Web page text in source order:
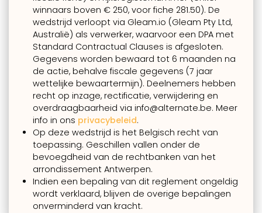
winnaars boven € 250, voor fiche 281.50). De
wedstrijd verloopt via Gleam.io (Gleam Pty Ltd,
Australië) als verwerker, waarvoor een DPA met
Standard Contractual Clauses is afgesloten.
Gegevens worden bewaard tot 6 maanden na
de actie, behalve fiscale gegevens (7 jaar
wettelijke bewaartermijn). Deelnemers hebben
recht op inzage, rectificatie, verwijdering en
overdraagbaarheid via info@alternate.be. Meer
info in ons privacybeleid.
Op deze wedstrijd is het Belgisch recht van
toepassing. Geschillen vallen onder de
bevoegdheid van de rechtbanken van het
arrondissement Antwerpen.
Indien een bepaling van dit reglement ongeldig
wordt verklaard, blijven de overige bepalingen
onverminderd van kracht.